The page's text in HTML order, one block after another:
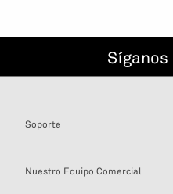
Síganos
Soporte
Nuestro Equipo Comercial